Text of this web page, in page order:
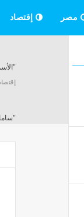
مصر إقتصاد